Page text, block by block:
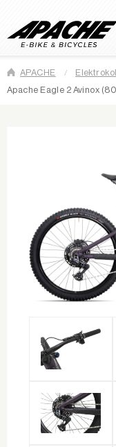
APACHE
Apache Eagle 2 Avinox